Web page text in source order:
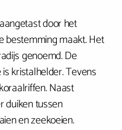
door het
bestemming maakt. Het
genoemd. De
kristalhelder. Tevens
Naast
duiken tussen
en zeekoeien.